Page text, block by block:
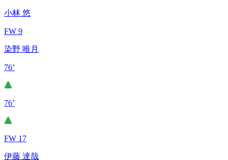
小林 悠
FW 9
染野 唯月
76’
76’
FW 17
伊藤 達哉